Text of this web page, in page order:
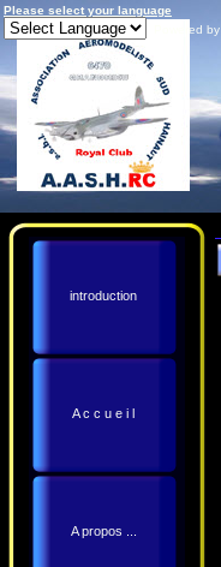
Please select your language
Powered by
introduction
A c c u e i l
A propos ...